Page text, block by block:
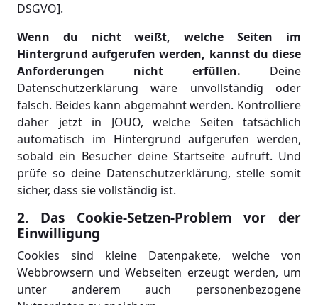
DSGVO].
Wenn du nicht weißt, welche Seiten im
Hintergrund aufgerufen werden, kannst du diese
Anforderungen nicht erfüllen. Deine
Datenschutzerklärung wäre unvollständig oder
falsch. Beides kann abgemahnt werden. Kontrolliere
daher jetzt in JOUO, welche Seiten tatsächlich
automatisch im Hintergrund aufgerufen werden,
sobald ein Besucher deine Startseite aufruft. Und
prüfe so deine Datenschutzerklärung, stelle somit
sicher, dass sie vollständig ist.
2. Das Cookie-Setzen-Problem vor der
Einwilligung
Cookies sind kleine Datenpakete, welche von
Webbrowsern und Webseiten erzeugt werden, um
unter anderem auch personenbezogene